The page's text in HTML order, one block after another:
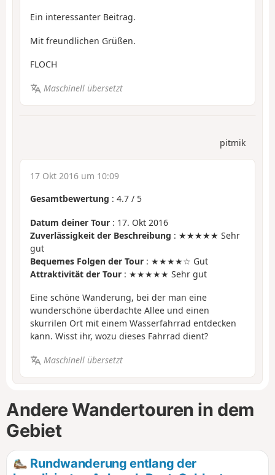
Ein interessanter Beitrag.
Mit freundlichen Grüßen.
FLOCH
Maschinell übersetzt
pitmik
17 Okt 2016 um 10:09
Gesamtbewertung : 4.7 / 5
Datum deiner Tour : 17. Okt 2016
Zuverlässigkeit der Beschreibung : ★★★★★ Sehr
gut
Bequemes Folgen der Tour : ★★★★☆ Gut
Attraktivität der Tour : ★★★★★ Sehr gut
Eine schöne Wanderung, bei der man eine
wunderschöne überdachte Allee und einen
skurrilen Ort mit einem Wasserfahrrad entdecken
kann. Wisst ihr, wozu dieses Fahrrad dient?
Maschinell übersetzt
Andere Wandertouren in dem
Gebiet
Rundwanderung entlang der